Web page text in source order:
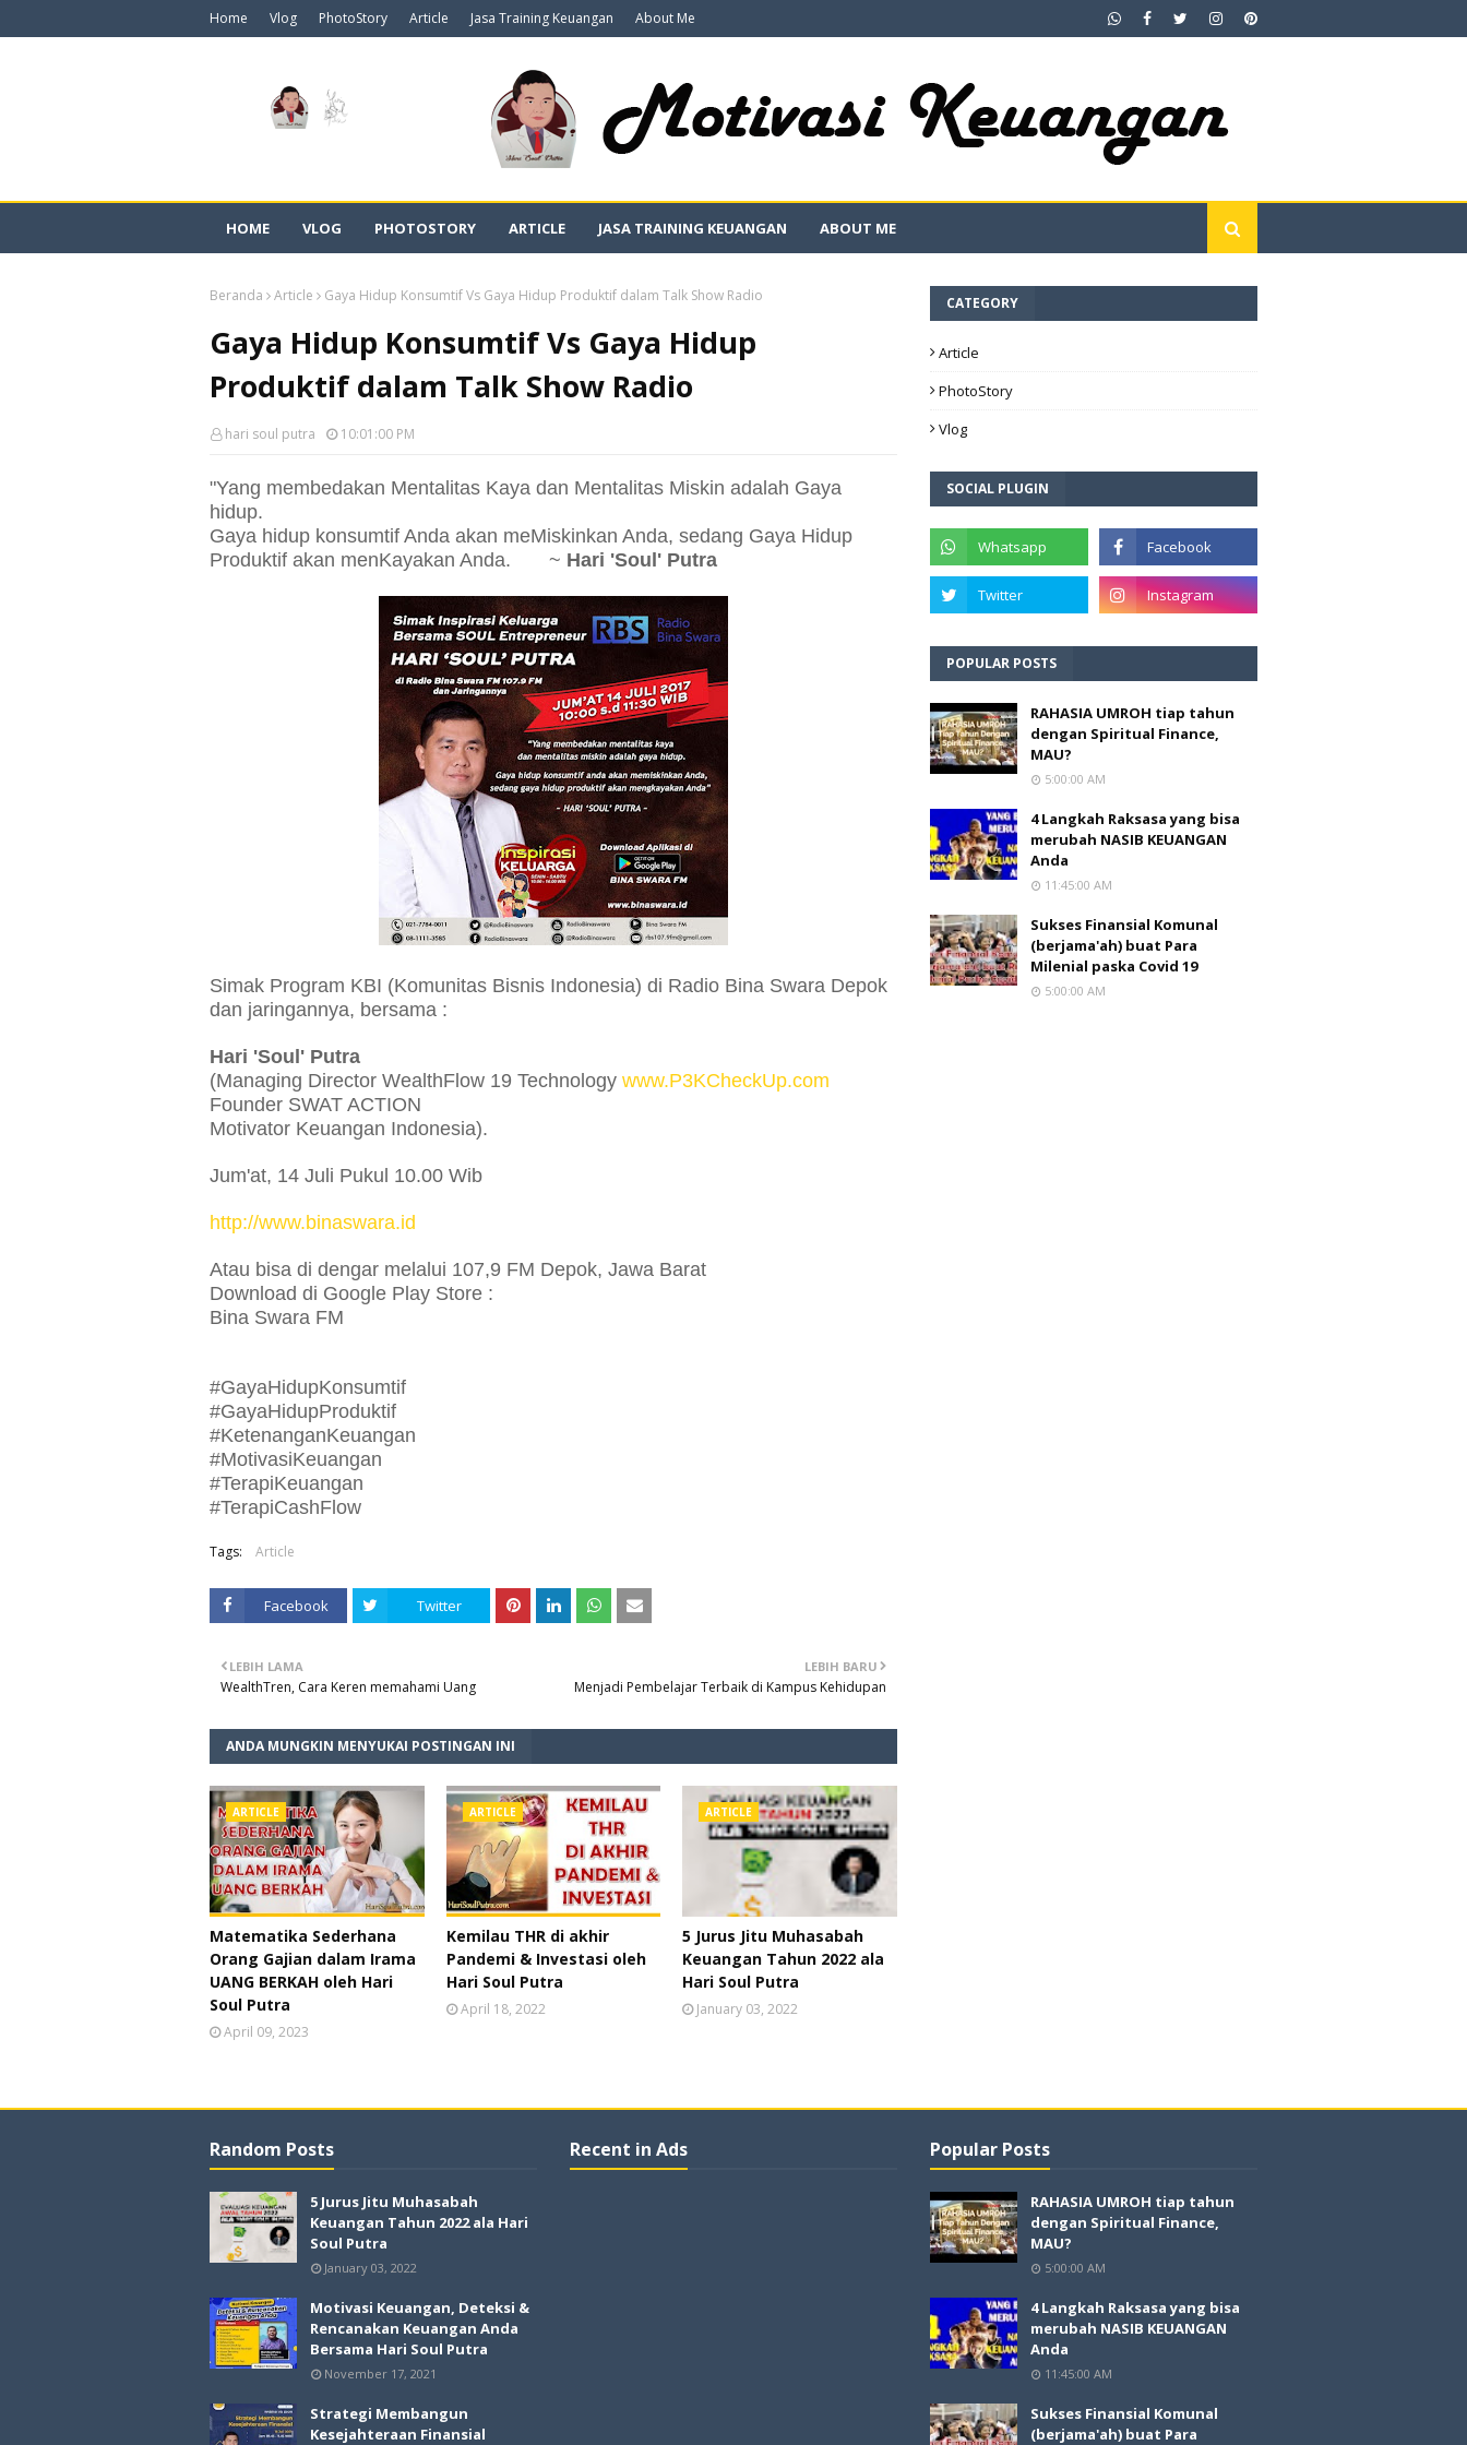
Home Vlog PhotoStory Article Jasa Training Keuangan About Me
HOME VLOG PHOTOSTORY ARTICLE JASA TRAINING KEUANGAN ABOUT ME
Beranda Article Gaya Hidup Konsumtif Vs Gaya Hidup Produktif dalam Talk Show Radio
Gaya Hidup Konsumtif Vs Gaya Hidup
Produktif dalam Talk Show Radio
hari soul putra 10:01:00 PM
"Yang membedakan Mentalitas Kaya dan Mentalitas Miskin adalah Gaya
hidup.
Gaya hidup konsumtif Anda akan meMiskinkan Anda, sedang Gaya Hidup
Produktif akan menKayakan Anda. ~ Hari 'Soul' Putra
Simak Program KBI (Komunitas Bisnis Indonesia) di Radio Bina Swara Depok
dan jaringannya, bersama :
Hari 'Soul' Putra
(Managing Director WealthFlow 19 Technology www.P3KCheckUp.com
Founder SWAT ACTION
Motivator Keuangan Indonesia).
Jum'at, 14 Juli Pukul 10.00 Wib
http://www.binaswara.id
Atau bisa di dengar melalui 107,9 FM Depok, Jawa Barat
Download di Google Play Store :
Bina Swara FM
#GayaHidupKonsumtif
#GayaHidupProduktif
#KetenanganKeuangan
#MotivasiKeuangan
#TerapiKeuangan
#TerapiCashFlow
Tags: Article
Facebook Twitter
LEBIH BARU
Menjadi Pembelajar Terbaik di Kampus Kehidupan
LEBIH LAMA
WealthTren, Cara Keren memahami Uang
ANDA MUNGKIN MENYUKAI POSTINGAN INI
ARTICLE
Matematika Sederhana
Orang Gajian dalam Irama
UANG BERKAH oleh Hari
Soul Putra
April 09, 2023
ARTICLE
Kemilau THR di akhir
Pandemi & Investasi oleh
Hari Soul Putra
April 18, 2022
ARTICLE
5 Jurus Jitu Muhasabah
Keuangan Tahun 2022 ala
Hari Soul Putra
January 03, 2022
CATEGORY
Article
PhotoStory
Vlog
SOCIAL PLUGIN
POPULAR POSTS
RAHASIA UMROH tiap tahun
dengan Spiritual Finance,
MAU?
5:00:00 AM
4 Langkah Raksasa yang bisa
merubah NASIB KEUANGAN
Anda
11:45:00 AM
Sukses Finansial Komunal
(berjama'ah) buat Para
Milenial paska Covid 19
5:00:00 AM
Random Posts
5 Jurus Jitu Muhasabah
Keuangan Tahun 2022 ala Hari
Soul Putra
January 03, 2022
Motivasi Keuangan, Deteksi &
Rencanakan Keuangan Anda
Bersama Hari Soul Putra
November 17, 2021
Strategi Membangun
Kesejahteraan Finansial
Recent in Ads Popular Posts
RAHASIA UMROH tiap tahun
dengan Spiritual Finance,
MAU?
5:00:00 AM
4 Langkah Raksasa yang bisa
merubah NASIB KEUANGAN
Anda
11:45:00 AM
Sukses Finansial Komunal
(berjama'ah) buat Para